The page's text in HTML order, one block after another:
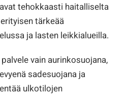
tehokkaasti haitalliselta
tärkeää
ja lasten leikkialueilla.
vain aurinkosuojana,
sadesuojana ja
ulkotilojen